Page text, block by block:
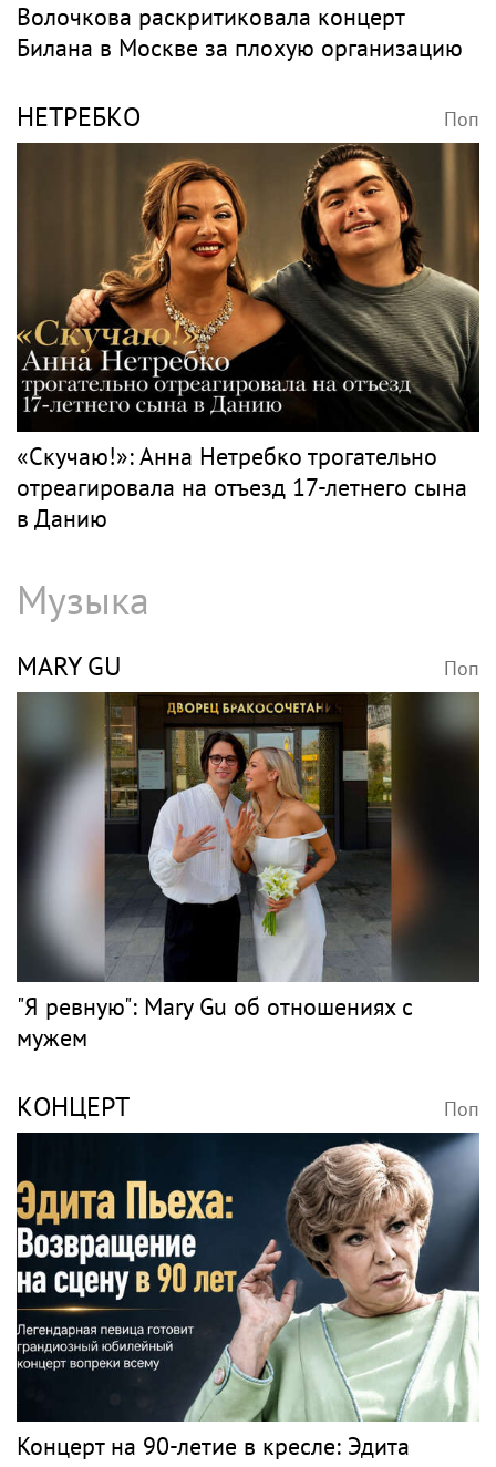
Волочкова раскритиковала концерт
Билана в Москве за плохую организацию
НЕТРЕБКО Поп
«Скучаю!»: Анна Нетребко трогательно
отреагировала на отъезд 17-летнего сына
в Данию
Музыка
MARY GU Поп
"Я ревную": Mary Gu об отношениях с
мужем
КОНЦЕРТ Поп
Концерт на 90-летие в кресле: Эдита